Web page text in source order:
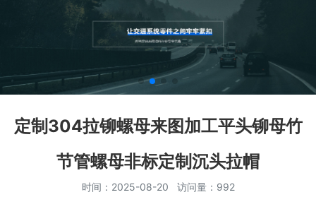
定制304拉铆螺母来图加工平头铆母竹
节管螺母非标定制沉头拉帽
时间：2025-08-20 访问量：992